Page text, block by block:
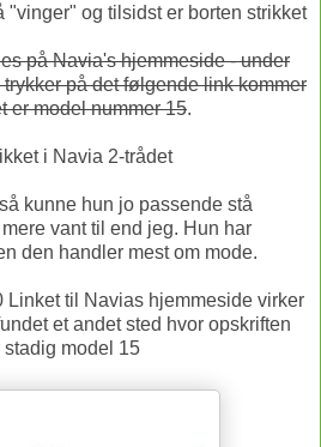
"vinger" og tilsidst er borten strikket
på Navia's hjemmeside - under
på det følgende link kommer
er model nummer 15.
i Navia 2-trådet
kunne hun jo passende stå
vant til end jeg. Hun har
den handler mest om mode.
Linket til Navias hjemmeside virker
et andet sted hvor opskriften
stadig model 15